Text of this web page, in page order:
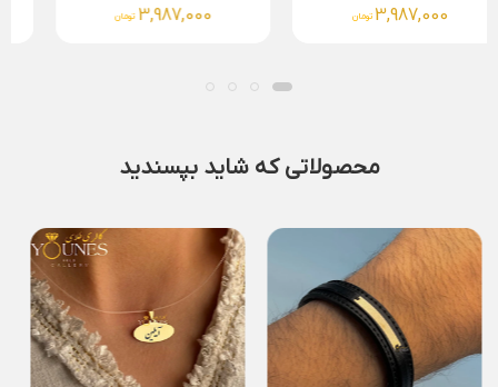
3,987,000
3,987,000
محصولاتی که شاید بپسندید